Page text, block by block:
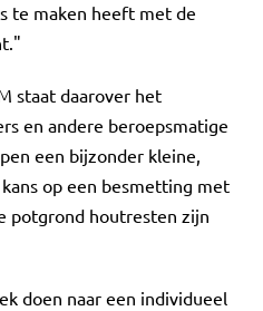
te maken heeft met de
staat daarover het
en andere beroepsmatige
een bijzonder kleine,
op een besmetting met
potgrond houtresten zijn
doen naar een individueel